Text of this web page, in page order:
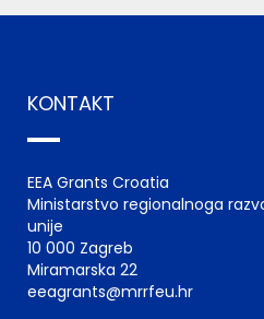
KONTAKT
EEA Grants Croatia
Ministarstvo regionalnoga
unije
10 000 Zagreb
Miramarska 22
eeagrants@mrrfeu.hr